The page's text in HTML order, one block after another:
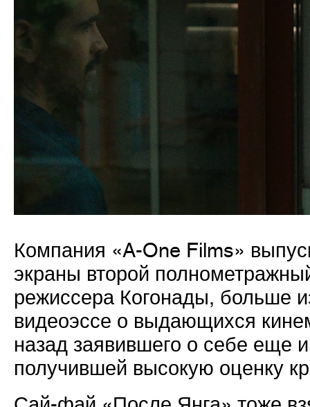
Компания «A-One Films»
экраны второй
режиссера Когонады, больше
видеоэссе о выдающихся
назад заявившего о себе еще
получившей высокую оценку